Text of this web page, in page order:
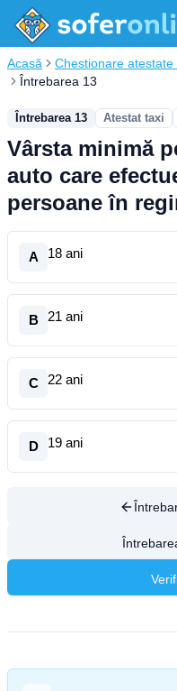
Acasă Chestionare atestate
Întrebarea 13
Întrebarea 13 Atestat taxi
Vârsta minimă
auto care
persoane în
A 18 ani
B 21 ani
C 22 ani
D 19 ani